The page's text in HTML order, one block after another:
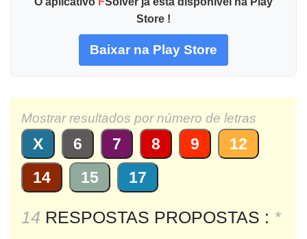
Store !
Baixar na Play Store
Mostrar resultados por número de letras
X 6 7 8 9
12
14
15 17
14 RESPOSTAS PROPOSTAS : *